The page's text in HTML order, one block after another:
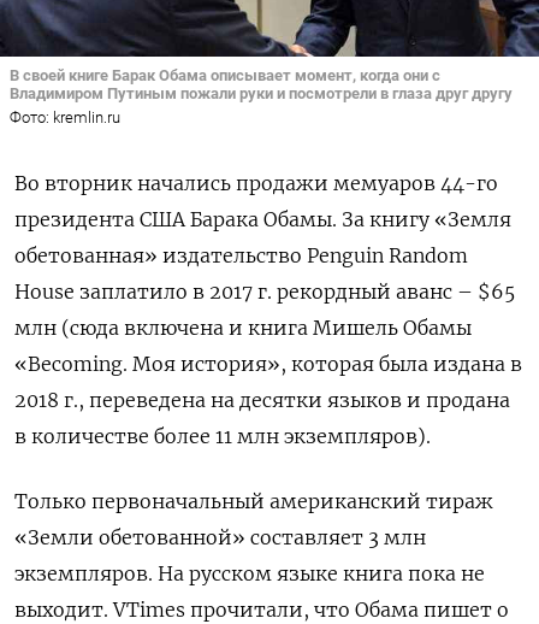
В своей книге Барак Обама описывает момент, когда они с
Владимиром Путиным пожали руки и посмотрели в глаза друг другу
Фото: kremlin.ru
Во вторник начались продажи мемуаров 44-го
президента США Барака Обамы. За книгу «Земля
обетованная» издательство Penguin Random
House заплатило в 2017 г. рекордный аванс – $65
млн (сюда включена и книга Мишель Обамы
«Becoming. Моя история», которая была издана в
2018 г., переведена на десятки языков и продана
в количестве более 11 млн экземпляров).
Только первоначальный американский тираж
«Земли обетованной» составляет 3 млн
экземпляров. На русском языке книга пока не
выходит. VTimes прочитали, что Обама пишет о